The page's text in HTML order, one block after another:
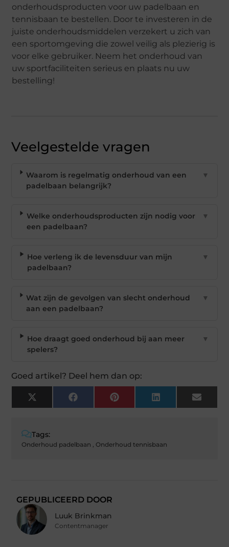
onderhoudsproducten voor uw padelbaan en
tennisbaan te bestellen. Door te investeren in de
juiste onderhoudsmiddelen verzekert u zich van
een sportomgeving die zowel veilig als plezierig is
voor elke gebruiker. Neem het onderhoud van
uw sportfaciliteiten serieus en plaats nu uw
bestelling!
Veelgestelde vragen
Waarom is regelmatig onderhoud van een
padelbaan belangrijk?
▼
Welke onderhoudsproducten zijn nodig voor
een padelbaan?
▼
Hoe verleng ik de levensduur van mijn
padelbaan?
▼
Wat zijn de gevolgen van slecht onderhoud
aan een padelbaan?
▼
Hoe draagt goed onderhoud bij aan meer
spelers?
▼
Goed artikel? Deel hem dan op:
X
(Twitter)
Facebook Pinterest LinkedIn Email
Tags:
Onderhoud padelbaan , Onderhoud tennisbaan
GEPUBLICEERD DOOR
Luuk Brinkman
Contentmanager